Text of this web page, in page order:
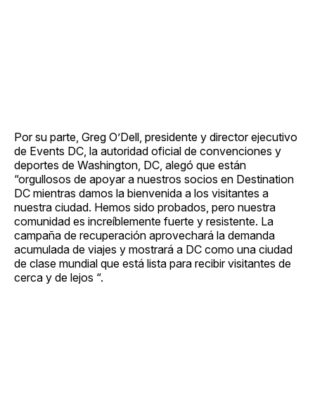
Por su parte, Greg O’Dell, presidente y director ejecutivo
de Events DC, la autoridad oficial de convenciones y
deportes de Washington, DC, alegó que están
“orgullosos de apoyar a nuestros socios en Destination
DC mientras damos la bienvenida a los visitantes a
nuestra ciudad. Hemos sido probados, pero nuestra
comunidad es increíblemente fuerte y resistente. La
campaña de recuperación aprovechará la demanda
acumulada de viajes y mostrará a DC como una ciudad
de clase mundial que está lista para recibir visitantes de
cerca y de lejos “.